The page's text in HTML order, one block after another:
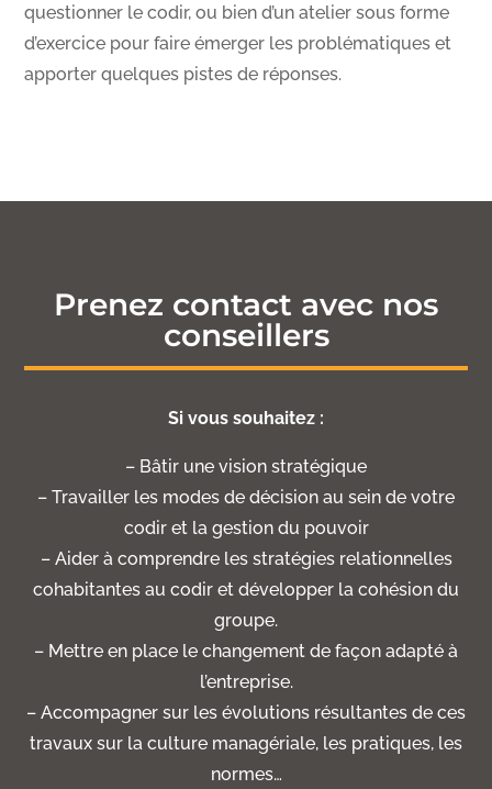
questionner le codir, ou bien d’un atelier sous forme
d’exercice pour faire émerger les problématiques et
apporter quelques pistes de réponses.
Prenez contact avec nos
conseillers
Si vous souhaitez :
– Bâtir une vision stratégique
– Travailler les modes de décision au sein de votre
codir et la gestion du pouvoir
– Aider à comprendre les stratégies relationnelles
cohabitantes au codir et développer la cohésion du
groupe.
– Mettre en place le changement de façon adapté à
l’entreprise.
– Accompagner sur les évolutions résultantes de ces
travaux sur la culture managériale, les pratiques, les
normes…